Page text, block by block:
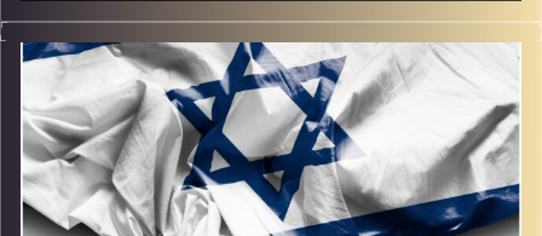
נועה פרג מארחת את רון כהן, אחות של אהד כהן ז"ל והן
מנציחות אותו יחדיו. רון מספרת איך אהד אח לשלוש בנות,
כאילו תמיד ידע שהוא יפול בצבא ולמרות זאת לשרת את
המדינה היה דבר שכל כך רצה. רון מספרת איך אמא שלהם
ישנה עם בגדים, מוכנה לקבל את הבשורה הנוראית מכול ואיך
היום הם מתמודדים עם זה. תהיה נשמתו צרורה בצרור החיים.
קרדיט תמונות:AudioVersity